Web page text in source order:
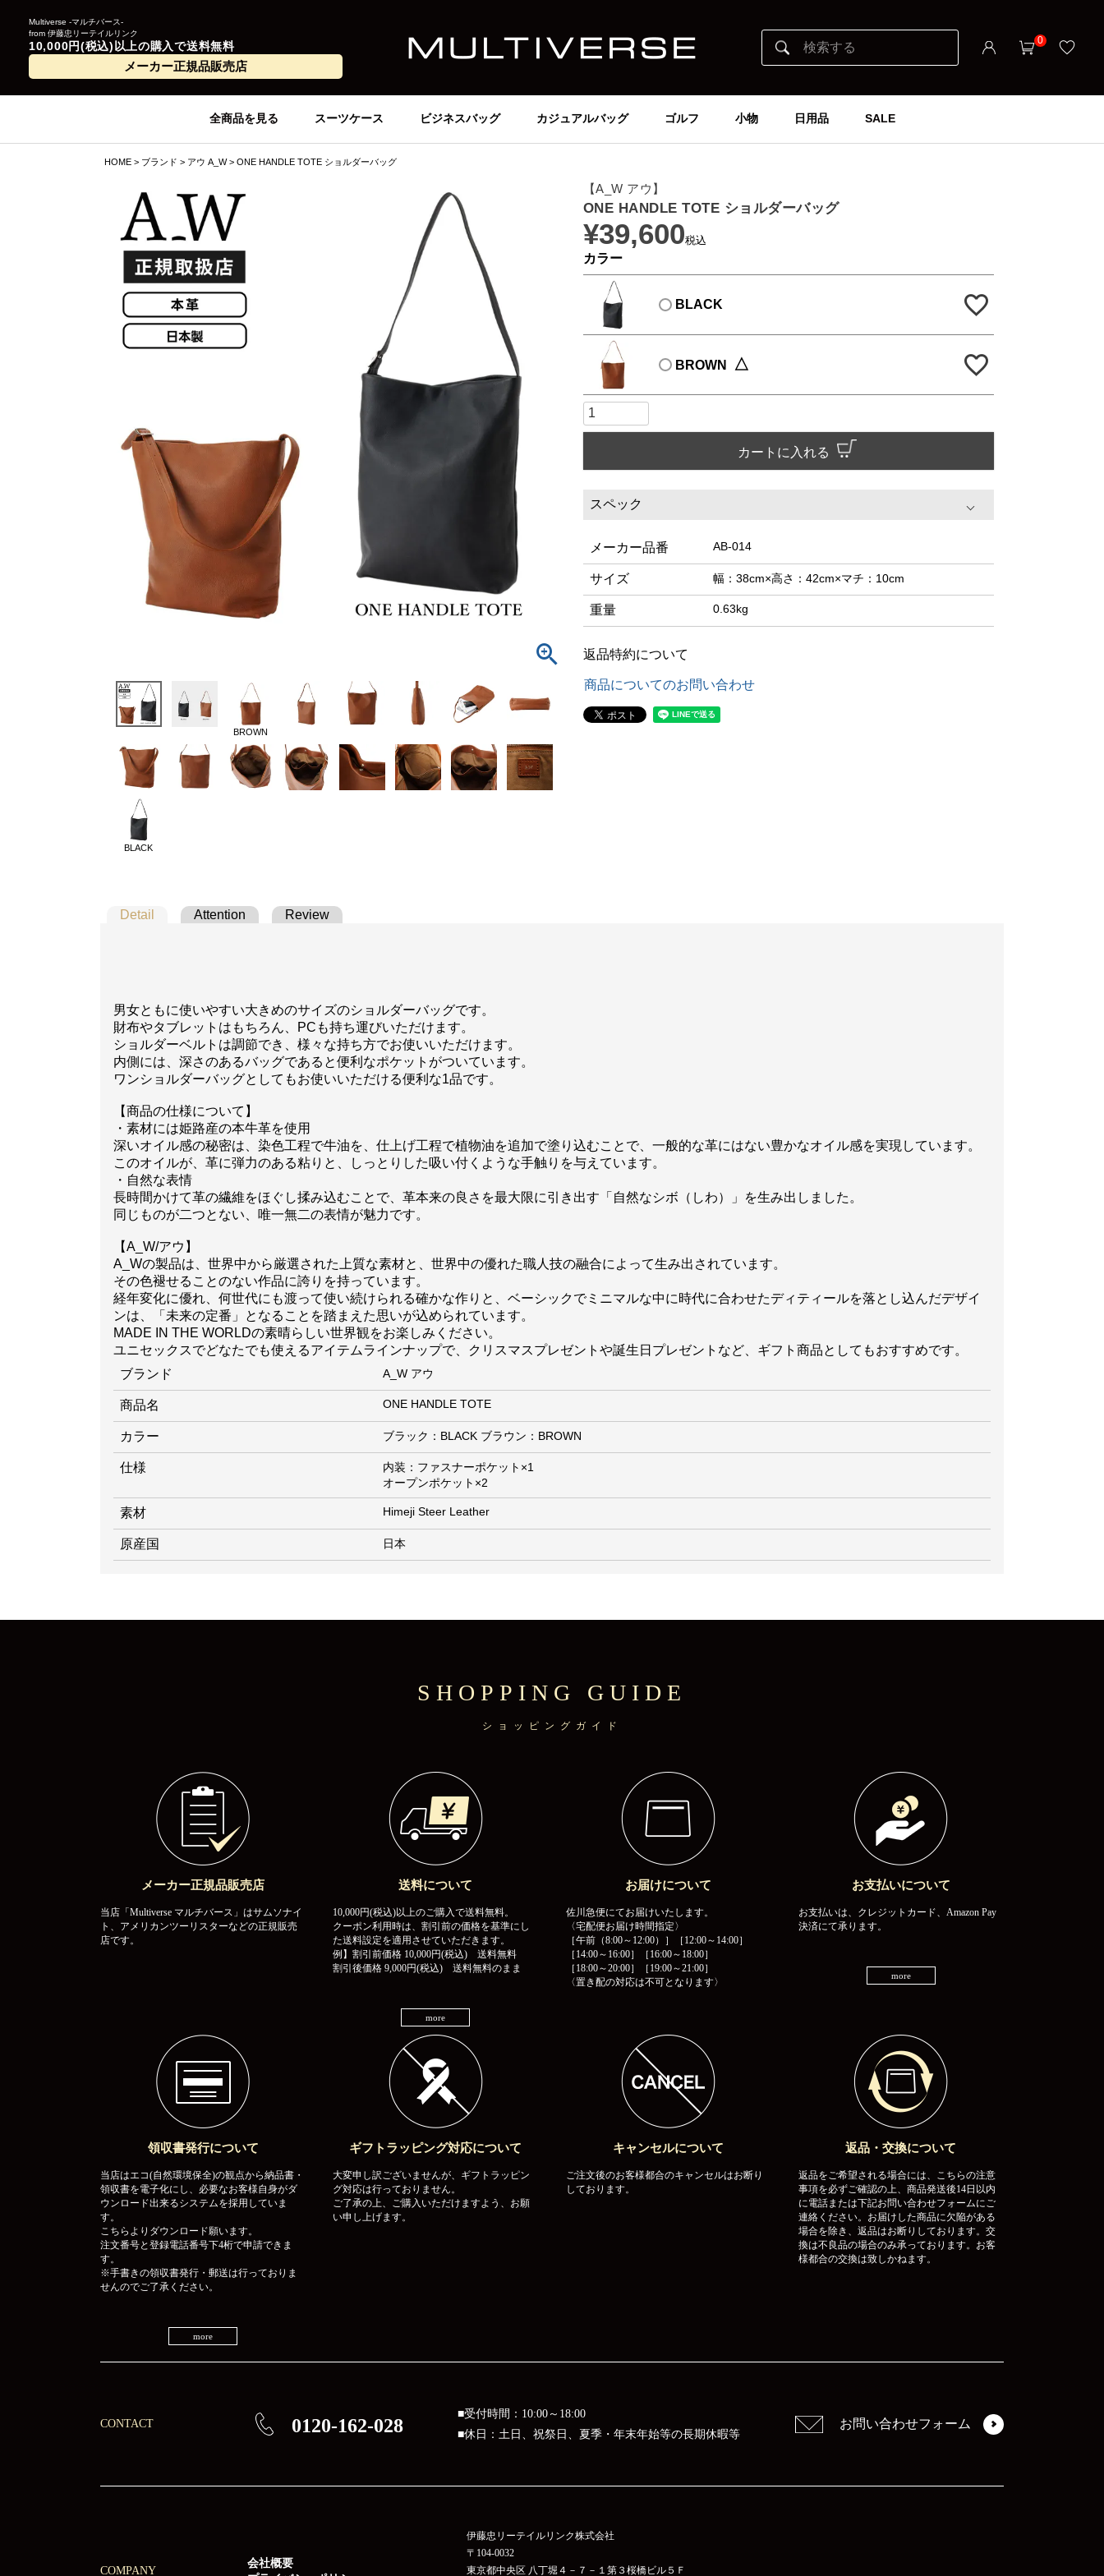
Multiverse -マルチバース-
from 伊藤忠リーテイルリンク
10,000円(税込)以上の購入で送料無料
メーカー正規品販売店
0
全商品を見る スーツケース ビジネスバッグ カジュアルバッグ ゴルフ 小物 日用品 SALE
HOME ブランド アウ A_W ONE HANDLE TOTE ショルダーバッグ
BROWN
BLACK
【A_W アウ】
ONE HANDLE TOTE ショルダーバッグ
¥39,600税込
カラー
BLACK
BROWN △
カートに入れる
スペック
メーカー品番 AB-014
サイズ 幅：38cm×高さ：42cm×マチ：10cm
重量 0.63kg
返品特約について
商品についてのお問い合わせ
Detail Attention Review
男女ともに使いやすい大きめのサイズのショルダーバッグです。
財布やタブレットはもちろん、PCも持ち運びいただけます。
ショルダーベルトは調節でき、様々な持ち方でお使いいただけます。
内側には、深さのあるバッグであると便利なポケットがついています。
ワンショルダーバッグとしてもお使いいただける便利な1品です。
【商品の仕様について】
・素材には姫路産の本牛革を使用
深いオイル感の秘密は、染色工程で牛油を、仕上げ工程で植物油を追加で塗り込むことで、一般的な革にはない豊かなオイル感を実現しています。
このオイルが、革に弾力のある粘りと、しっとりした吸い付くような手触りを与えています。
・自然な表情
長時間かけて革の繊維をほぐし揉み込むことで、革本来の良さを最大限に引き出す「自然なシボ（しわ）」を生み出しました。
同じものが二つとない、唯一無二の表情が魅力です。
【A_W/アウ】
A_Wの製品は、世界中から厳選された上質な素材と、世界中の優れた職人技の融合によって生み出されています。
その色褪せることのない作品に誇りを持っています。
経年変化に優れ、何世代にも渡って使い続けられる確かな作りと、ベーシックでミニマルな中に時代に合わせたディティールを落とし込んだデザイ
ンは、「未来の定番」となることを踏まえた思いが込められています。
MADE IN THE WORLDの素晴らしい世界観をお楽しみください。
ユニセックスでどなたでも使えるアイテムラインナップで、クリスマスプレゼントや誕生日プレゼントなど、ギフト商品としてもおすすめです。
ブランド
A_W アウ
商品名 ONE HANDLE TOTE
カラー ブラック：BLACK ブラウン：BROWN
仕様
内装：ファスナーポケット×1
オープンポケット×2
素材 Himeji Steer Leather
原産国 日本
SHOPPING GUIDE
ショッピングガイド
メーカー正規品販売店
当店「Multiverse マルチバース」はサムソナイ
ト、アメリカンツーリスターなどの正規販売
店です。
送料について
10,000円(税込)以上のご購入で送料無料。
クーポン利用時は、割引前の価格を基準にし
た送料設定を適用させていただきます。
例】割引前価格 10,000円(税込) 送料無料
割引後価格 9,000円(税込) 送料無料のまま
more
お届けについて
佐川急便にてお届けいたします。
〈宅配便お届け時間指定〉
［午前（8:00～12:00）］［12:00～14:00］
［14:00～16:00］［16:00～18:00］
［18:00～20:00］［19:00～21:00］
〈置き配の対応は不可となります〉
お支払いについて
お支払いは、クレジットカード、Amazon Pay
決済にて承ります。
more
領収書発行について
当店はエコ(自然環境保全)の観点から納品書・
領収書を電子化にし、必要なお客様自身がダ
ウンロード出来るシステムを採用していま
す。
こちらよりダウンロード願います。
注文番号と登録電話番号下4桁で申請できま
す。
※手書きの領収書発行・郵送は行っておりま
せんのでご了承ください。
more
ギフトラッピング対応について
大変申し訳ございませんが、ギフトラッピン
グ対応は行っておりません。
ご了承の上、ご購入いただけますよう、お願
い申し上げます。
キャンセルについて
ご注文後のお客様都合のキャンセルはお断り
しております。
返品・交換について
返品をご希望される場合には、こちらの注意
事項を必ずご確認の上、商品発送後14日以内
に電話または下記お問い合わせフォームにご
連絡ください。お届けした商品に欠陥がある
場合を除き、返品はお断りしております。交
換は不良品の場合のみ承っております。お客
様都合の交換は致しかねます。
CONTACT 0120-162-028
■受付時間：10:00～18:00
■休日：土日、祝祭日、夏季・年末年始等の長期休暇等
お問い合わせフォーム
COMPANY
会社概要
伊藤忠リーテイルリンク株式会社
〒104-0032
東京都中央区 八丁堀４－７－１第３桜橋ビル５Ｆ